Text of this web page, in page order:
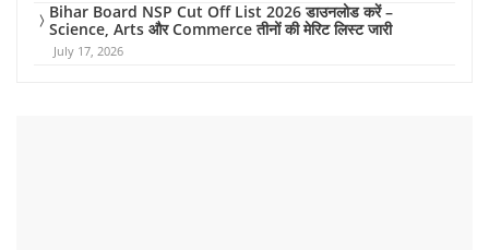
Bihar Board NSP Cut Off List 2026 डाउनलोड करें –
Science, Arts और Commerce तीनों की मेरिट लिस्ट जारी
July 17, 2026